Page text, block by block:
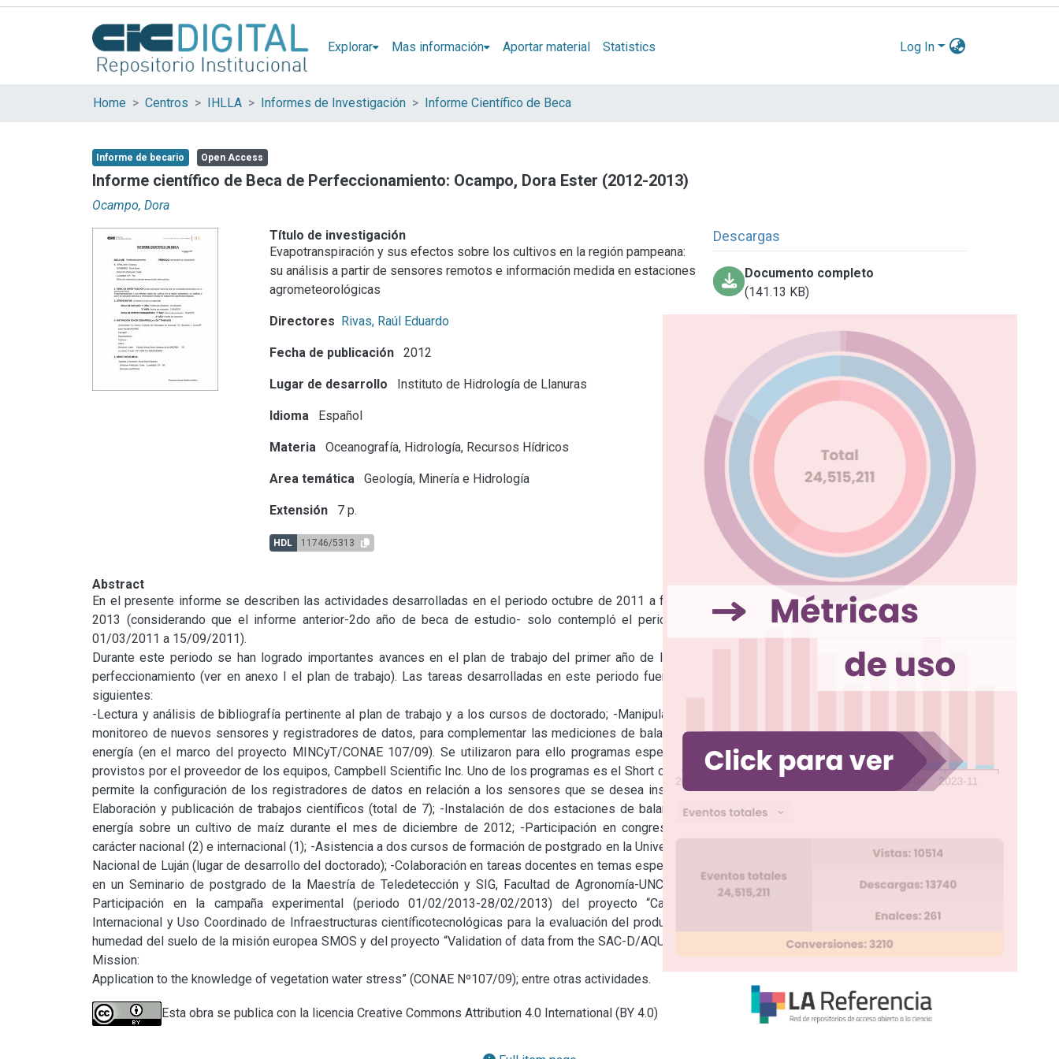
Explorar Mas información Aportar material Statistics Log In
Home Centros IHLLA Informes de Investigación Informe Científico de Beca
Informe de becario Open Access
Informe científico de Beca de Perfeccionamiento: Ocampo, Dora Ester (2012-2013)
Ocampo, Dora
Título de investigación
Evapotranspiración y sus efectos sobre los cultivos en la región pampeana:
su análisis a partir de sensores remotos e información medida en estaciones
agrometeorológicas
Directores Rivas, Raúl Eduardo
Fecha de publicación 2012
Lugar de desarrollo Instituto de Hidrología de Llanuras
Idioma Español
Materia Oceanografía, Hidrología, Recursos Hídricos
Area temática Geología, Minería e Hidrología
Extensión 7 p.
HDL 11746/5313
Descargas
Documento completo
(141.13 KB)
Abstract
En el presente informe se describen las actividades desarrolladas en el periodo octubre de 2011 a febrero
2013 (considerando que el informe anterior-2do año de beca de estudio- solo contempló el periodo de
01/03/2011 a 15/09/2011).
Durante este periodo se han logrado importantes avances en el plan de trabajo del primer año de la beca
perfeccionamiento (ver en anexo I el plan de trabajo). Las tareas desarrolladas en este periodo fueron las
siguientes:
-Lectura y análisis de bibliografía pertinente al plan de trabajo y a los cursos de doctorado; -Manipulación y
monitoreo de nuevos sensores y registradores de datos, para complementar las mediciones de balance de
energía (en el marco del proyecto MINCyT/CONAE 107/09). Se utilizaron para ello programas específicos
provistos por el proveedor de los equipos, Campbell Scientific Inc. Uno de los programas es el Short cut, que
permite la configuración de los registradores de datos en relación a los sensores que se desea instalar; -
Elaboración y publicación de trabajos científicos (total de 7); -Instalación de dos estaciones de balance de
energía sobre un cultivo de maíz durante el mes de diciembre de 2012; -Participación en congresos de
carácter nacional (2) e internacional (1); -Asistencia a dos cursos de formación de postgrado en la Universidad
Nacional de Luján (lugar de desarrollo del doctorado); -Colaboración en tareas docentes en temas específicos
en un Seminario de postgrado de la Maestría de Teledetección y SIG, Facultad de Agronomía-UNCPBA; -
Participación en la campaña experimental (periodo 01/02/2013-28/02/2013) del proyecto “Campaña
Internacional y Uso Coordinado de Infraestructuras científicotecnológicas para la evaluación del producto de
humedad del suelo de la misión europea SMOS y del proyecto “Validation of data from the SAC-D/AQUARIUS
Mission:
Application to the knowledge of vegetation water stress” (CONAE Nº107/09); entre otras actividades.
Esta obra se publica con la licencia Creative Commons Attribution 4.0 International (BY 4.0)